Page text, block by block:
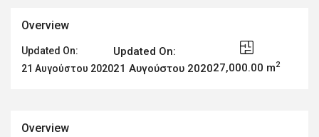
Overview
Updated On:
21 Αυγούστου 2020
Updated On:
21 Αυγούστου 202027,000.00 m2
Overview